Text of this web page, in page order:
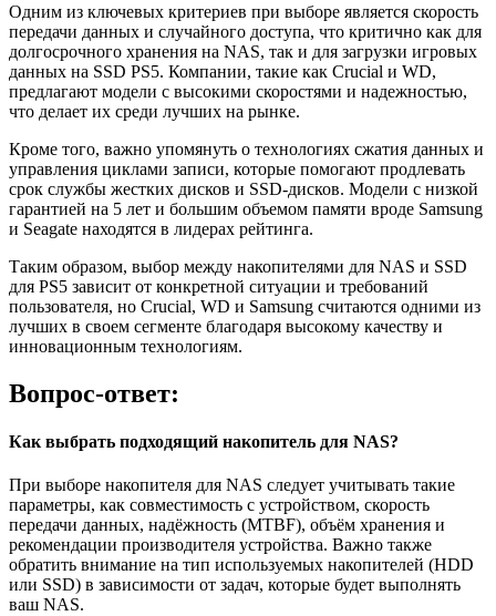
Одним из ключевых критериев при выборе является скорость
передачи данных и случайного доступа, что критично как для
долгосрочного хранения на NAS, так и для загрузки игровых
данных на SSD PS5. Компании, такие как Crucial и WD,
предлагают модели с высокими скоростями и надежностью,
что делает их среди лучших на рынке.
Кроме того, важно упомянуть о технологиях сжатия данных и
управления циклами записи, которые помогают продлевать
срок службы жестких дисков и SSD-дисков. Модели с низкой
гарантией на 5 лет и большим объемом памяти вроде Samsung
и Seagate находятся в лидерах рейтинга.
Таким образом, выбор между накопителями для NAS и SSD
для PS5 зависит от конкретной ситуации и требований
пользователя, но Crucial, WD и Samsung считаются одними из
лучших в своем сегменте благодаря высокому качеству и
инновационным технологиям.
Вопрос-ответ:
Как выбрать подходящий накопитель для NAS?
При выборе накопителя для NAS следует учитывать такие
параметры, как совместимость с устройством, скорость
передачи данных, надёжность (MTBF), объём хранения и
рекомендации производителя устройства. Важно также
обратить внимание на тип используемых накопителей (HDD
или SSD) в зависимости от задач, которые будет выполнять
ваш NAS.